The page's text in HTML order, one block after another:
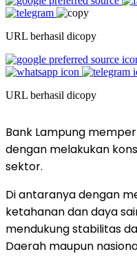
URL berhasil dicopy
URL berhasil dicopy
Bank Lampung
dengan melakukan
sektor.
Di antaranya dengan
ketahanan dan daya
mendukung stabilitas
Daerah maupun